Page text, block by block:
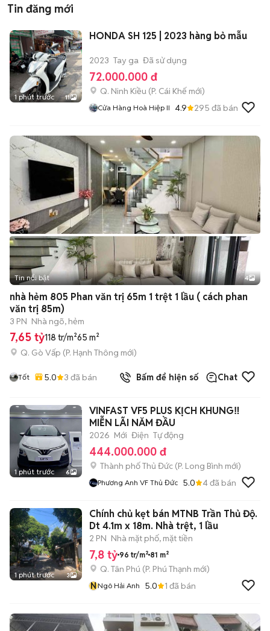
Tin đăng mới
1 phút trước 11
HONDA SH 125 | 2023 hàng bỏ mẫu
2023 Tay ga Đã sử dụng
72.000.000 đ
Q. Ninh Kiều (P. Cái Khế mới)
Cửa Hàng Hoà Hiệp II 4.9 295 đã bán
Tin nổi bật 4
nhà hẻm 805 Phan văn trị 65m 1 trệt 1 lầu ( cách phan
văn trị 85m)
3 PN Nhà ngõ, hẻm
7,65 tỷ118 tr/m²65 m²
Q. Gò Vấp (P. Hạnh Thông mới)
Tốt 5.0 3 đã bán Bấm để hiện số Chat
1 phút trước 6
VINFAST VF5 PLUS KỊCH KHUNG‼️
MIỄN LÃI NĂM ĐẦU
2026 Mới Điện Tự động
444.000.000 đ
Thành phố Thủ Đức (P. Long Bình mới)
Phương Anh VF Thủ Đức 5.0 4đã bán
1 phút trước 3
Chính chủ kẹt bán MTNB Trần Thủ Độ.
Dt 4.1m x 18m. Nhà trệt, 1 lầu
2 PN Nhà mặt phố, mặt tiền
7,8 tỷ 96 tr/m² 81 m²
Q. Tân Phú (P. Phú Thạnh mới)
NNgô Hải Anh 5.0 1 đã bán